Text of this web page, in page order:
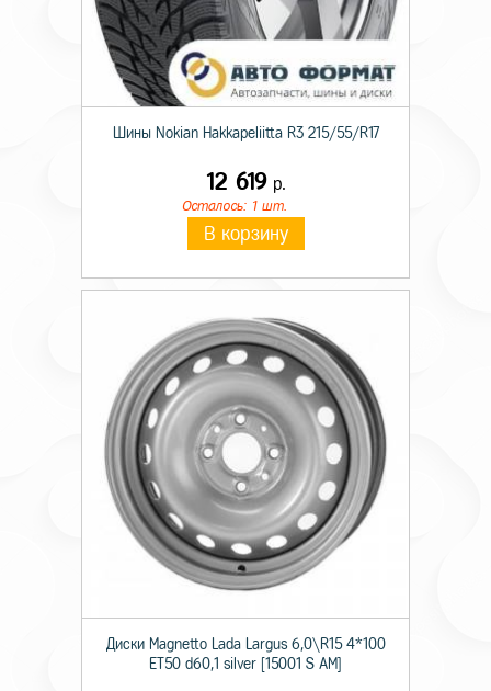
Шины Nokian Hakkapeliitta R3 215/55/R17
12 619р.
Осталось: 1 шт.
В корзину
Диски Magnetto Lada Largus 6,0\R15 4*100
ET50 d60,1 silver [15001 S AM]